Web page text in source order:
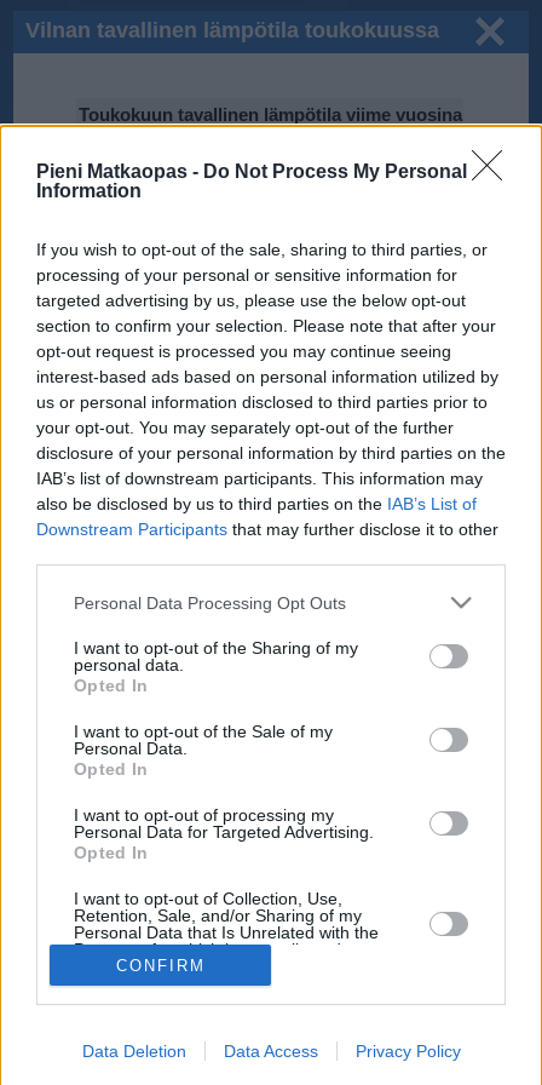
Pieni Matkaopas - Do Not Process My Personal
Information
If you wish to opt-out of the sale, sharing to third parties, or
processing of your personal or sensitive information for
targeted advertising by us, please use the below opt-out
section to confirm your selection. Please note that after your
opt-out request is processed you may continue seeing
interest-based ads based on personal information utilized by
us or personal information disclosed to third parties prior to
your opt-out. You may separately opt-out of the further
disclosure of your personal information by third parties on the
IAB’s list of downstream participants. This information may
also be disclosed by us to third parties on the IAB’s List of
Downstream Participants that may further disclose it to other
Personal Data Processing Opt Outs
I want to opt-out of the Sharing of my
personal data.
Opted In
I want to opt-out of the Sale of my
Personal Data.
Opted In
I want to opt-out of processing my
Personal Data for Targeted Advertising.
Opted In
I want to opt-out of Collection, Use,
Retention, Sale, and/or Sharing of my
Personal Data that Is Unrelated with the
Purposes for which it was collected.
Opted InCONFIRM
Data Deletion Data Access Privacy Policy
Vilnan tavallinen lämpötila toukokuussa
Toukokuun tavallinen lämpötila viime vuosina
2017
2016
2015
2014
2013
2012
2011
2010
0℃
10℃
15℃
Tiedot perustuvat National Oceanic and Atmospheric Administration
(NOAA):n ilmastodataan.
Toukokuun keskilämpötila Vilnassa on viime vuosina ollut
12 astetta. Öisin lämpötila on tyypillisesti laskenut 6
asteen tuntumaan. Viereisestä kaaviosta näkee, miten
lämmintä Vilnassa on keskimäärin ollut toukokuussa
päivinä on minäkin vuonna liikkunut.
Hetkellisesti Vilnassa on silti koettu tätäkin kylmempiä ja
2014 toukokuussa lämpötila käväisi alimmillaan -1
asteessa ja toisaalta heti samana vuonna samassa
päivänä 29 asteen lukemia.
Entä muut kuukaudet? Miten lämmintä Vilnassa on ollut...
Toukokuussa Kesäkuussa